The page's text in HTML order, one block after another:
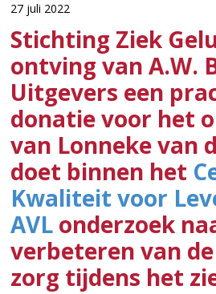
27 juli 2022
Stichting Ziek
ontving van A.W.
Uitgevers een
donatie voor het
van Lonneke van
doet binnen het
Kwaliteit voor
AVL onderzoek
verbeteren van
zorg tijdens het